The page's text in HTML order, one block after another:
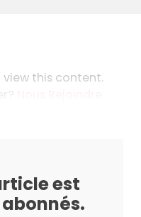
this content.
est